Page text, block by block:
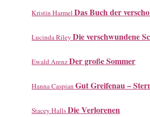
Kristin HarmelDas Buch der
Lucinda RileyDie verschwundene
Ewald ArenzDer große Sommer
Hanna CaspianGut Greifenau –
Stacey HallsDie Verlorenen